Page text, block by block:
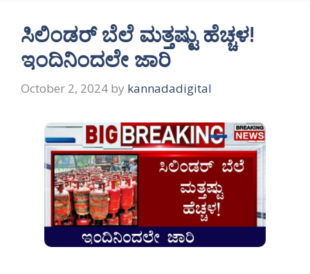
ಸಿಲಿಂಡರ್‌ ಬೆಲೆ ಮತ್ತಷ್ಟು ಹೆಚ್ಚಳ!
ಇಂದಿನಿಂದಲೇ ಜಾರಿ
October 2, 2024 by kannadadigital